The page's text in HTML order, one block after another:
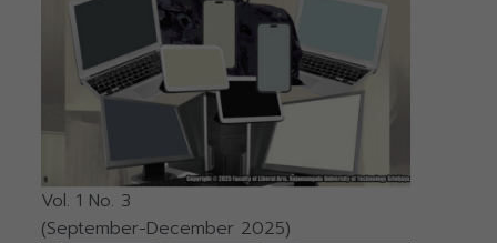
Vol. 1 No. 3
(September-December 2025)